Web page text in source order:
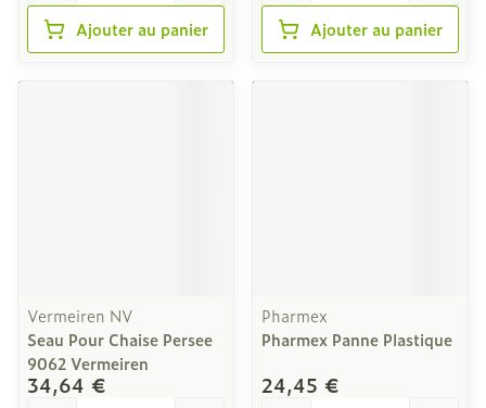
Ajouter au panier Ajouter au panier
Vermeiren NV
Seau Pour Chaise Persee
9062 Vermeiren
34,64 €
Pharmex
Pharmex Panne Plastique
24,45 €